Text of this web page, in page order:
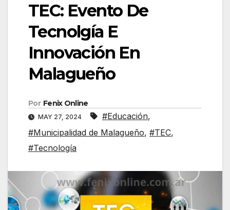
TEC: Evento De
Tecnolgía E
Innovación En
Malagueño
Por Fenix Online
MAY 27, 2024 #Educación,
#Municipalidad de Malagueño, #TEC,
#Tecnología